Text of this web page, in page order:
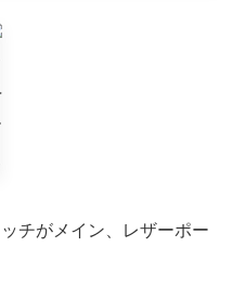
チがメイン、レザーポー